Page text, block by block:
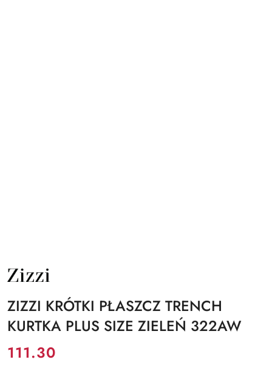
NAZWA
PRODUCENTA:
ZIZZI KRÓTKI PŁASZCZ TRENCH
KURTKA PLUS SIZE ZIELEŃ 322AW
Cena:
111.30